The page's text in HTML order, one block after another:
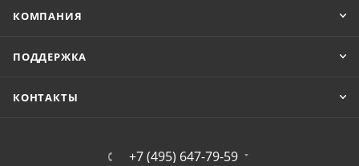
КОМПАНИЯ
ПОДДЕРЖКА
КОНТАКТЫ
+7 (495) 647-79-59